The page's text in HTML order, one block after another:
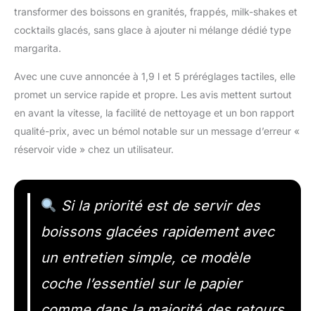
transformer des boissons en granités, frappés, milk-shakes et
cocktails glacés, sans glace à ajouter ni mélange dédié type
margarita.
Avec une cuve annoncée à 1,9 l et 5 préréglages tactiles, elle
promet un service rapide et propre. Les avis mettent surtout
en avant la vitesse, la facilité de nettoyage et un bon rapport
qualité-prix, avec un bémol notable sur un message d’erreur «
réservoir vide » chez un utilisateur.
Si la priorité est de servir des
boissons glacées rapidement avec
un entretien simple, ce modèle
coche l’essentiel sur le papier